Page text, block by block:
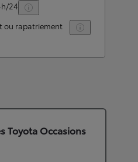
24
ou rapatriement
Toyota Occasions